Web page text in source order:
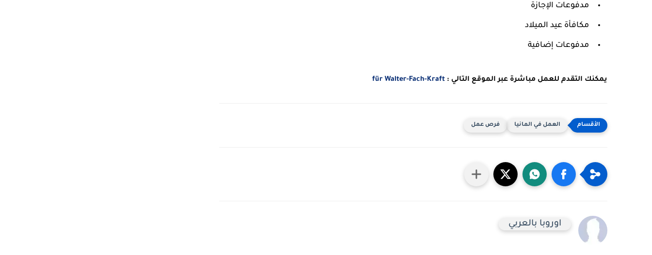
مدفوعات الإجازة
مكافأة عيد الميلاد
مدفوعات إضافية
يمكنك التقدم للعمل مباشرة عبر الموقع التالي :
العمل في المانيا فرص عمل
اوروبا بالعربي